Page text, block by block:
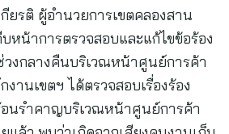
ยรติ ผู้อำนวยการเขตคลองสาน
หน้าการตรวจสอบและแก้ไขข้อร้อง
งกลางคืนบริเวณหน้าศูนย์การค้า
านเขตฯ ได้ตรวจสอบเรื่องร้อง
อนรำคาญบริเวณหน้าศูนย์การค้า